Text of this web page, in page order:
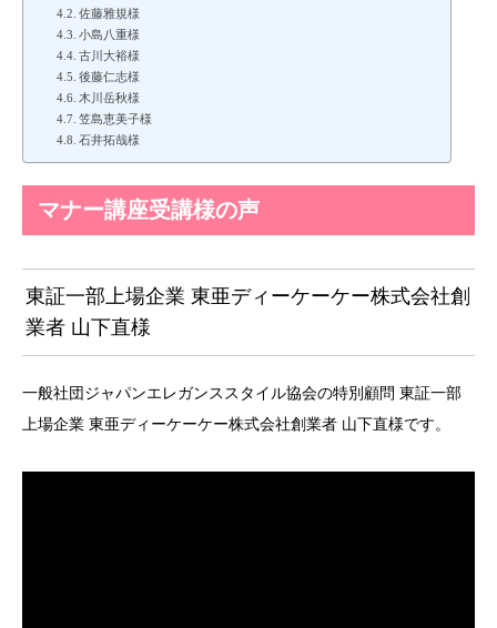
佐藤雅規様
小島八重様
古川大裕様
後藤仁志様
木川岳秋様
笠島恵美子様
石井拓哉様
マナー講座受講様の声
東証一部上場企業 東亜ディーケーケー株式会社創
業者 山下直様
一般社団ジャパンエレガンススタイル協会の特別顧問 東証一部
上場企業 東亜ディーケーケー株式会社創業者 山下直様です。